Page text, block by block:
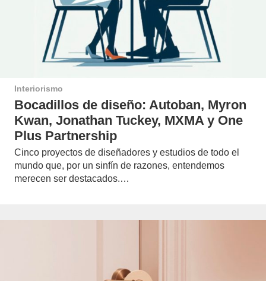
Interiorismo
Bocadillos de diseño: Autoban, Myron
Kwan, Jonathan Tuckey, MXMA y One
Plus Partnership
Cinco proyectos de diseñadores y estudios de todo el
mundo que, por un sinfín de razones, entendemos
merecen ser destacados.…